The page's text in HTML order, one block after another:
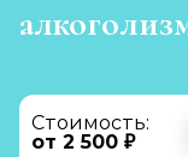
Стоимость:
от 2 500 ₽